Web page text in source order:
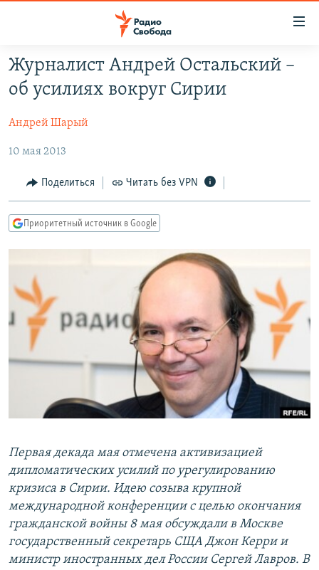
упрощенного
доступа
содержанию
Вернутся
главной
навигации
Вернутся
поиску
ПРОГРАММЫ
ПОДКАСТЫ
АВТОРСКИЕ ПРОЕКТЫ
ЦИТАТЫ СВОБОДЫ
МНЕНИЯ
КУЛЬТУРА
IDEL.РЕАЛИИ
СЕВЕР.РЕАЛИИ
СИБИРЬ.РЕАЛИИ
РАСПИСАНИЕ ВЕЩАНИЯ
ПОДПИШИТЕСЬ НА РАССЫЛКУ
СОЦИАЛЬНЫЕ СЕТИ
Все сайты РСЕ/РС
Журналист Андрей Остальский –
об усилиях вокруг Сирии
Андрей Шарый
10 мая 2013
Поделиться Читать без VPN
Приоритетный источник в Google
Первая декада мая отмечена активизацией
дипломатических усилий по урегулированию
кризиса в Сирии. Идею созыва крупной
международной конференции с целью окончания
гражданской войны 8 мая обсуждали в Москве
государственный секретарь СЩА Джон Керри и
министр иностранных дел России Сергей Лавров. В